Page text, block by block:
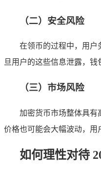
（二）安全风险
在领币的过程中，用户
旦用户的这些信息泄露，钱
（三）市场风险
加密货币市场整体具有
价格也可能会大幅波动，用
如何理性对待